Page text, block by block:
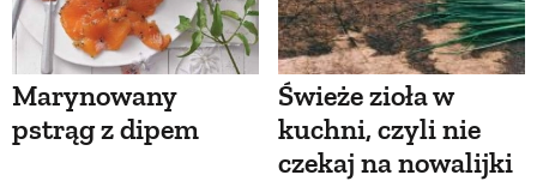
Marynowany
pstrąg z dipem
Świeże zioła w
kuchni, czyli nie
czekaj na nowalijki